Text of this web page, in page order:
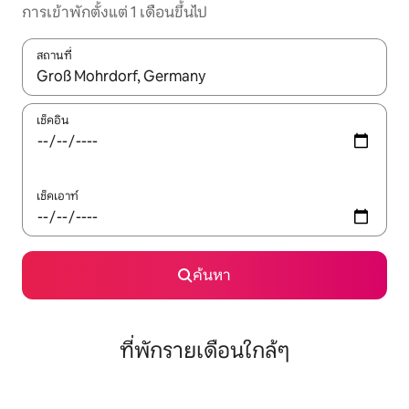
การเข้าพักตั้งแต่ 1 เดือนขึ้นไป
สถานที่
ใช้ลูกศรขึ้นลง หรือใช้การสัมผัสหรือปัด เพื่อสำรวจผลการค้นหา
เช็คอิน
เช็คเอาท์
ค้นหา
ที่พักรายเดือนใกล้ๆ